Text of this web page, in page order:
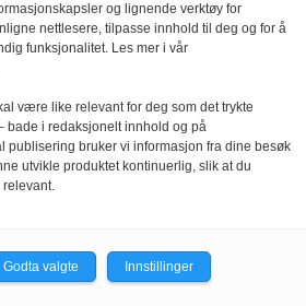
og lignende verktøy for
nettlesere, tilpasse innhold til deg og for å
funksjonalitet. Les mer i vår
være like relevant for deg som det trykte
bade i redaksjonelt innhold og på
publisering bruker vi informasjon fra dine besøk
utvikle produktet kontinuerlig, slik at du
relevant.
Godta valgte Innstillinger